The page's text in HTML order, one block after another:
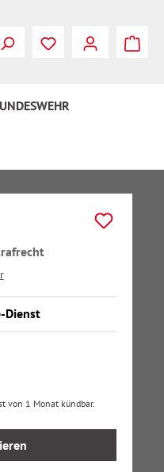
Dienst
von 1 Monat kündbar.
Wert ein